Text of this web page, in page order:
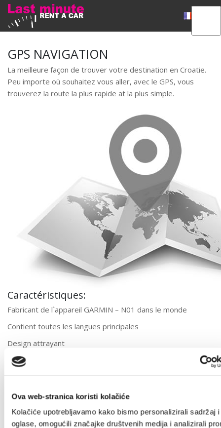
Ova web-stranica koristi kolačiće
Kolačiće upotrebljavamo kako bismo personalizirali sadržaj i
oglase, omogućili značajke društvenih medija i analizirali
GPS NAVIGATION
La meilleure façon de trouver votre destination en Croatie.
Peu importe où souhaitez vous aller, avec le GPS, vous
trouverez la route la plus rapide at la plus simple.
Caractéristiques:
Fabricant de l`appareil GARMIN – N01 dans le monde
Contient toutes les langues principales
Design attrayant
Ecran tactile couleur
Instruction vocale pour la direction
Base de données mise à jour